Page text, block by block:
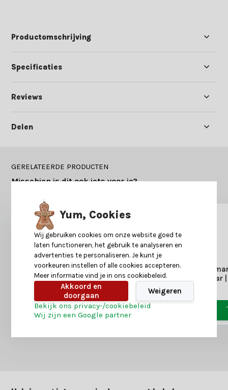
Productomschrijving
Specificaties
Reviews
Delen
GERELATEERDE PRODUCTEN
Misschien is dit ook iets voor je?
Kersthanger kerst
locomotief | goud/rood |
onbreekbaar | 7,5cm
4,99 3,49
Kersthanger
scooter | onbreekbaar |
3,99
Yum, Cookies
Wij gebruiken cookies om onze website goed te
laten functioneren, het gebruik te analyseren en
advertenties te personaliseren. Je kunt je
voorkeuren instellen of alle cookies accepteren.
Meer informatie vind je in ons cookiebeleid.
Akkoord en
doorgaan
Weigeren
Bekijk ons privacy-/cookiebeleid
Wij zijn een Google partner